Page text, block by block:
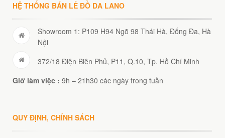
HỆ THỐNG BÁN LẺ ĐỒ DA LANO
Showroom 1: P109 H94 Ngõ 98 Thái Hà, Đống Đa, Hà
Nội
372/18 Điện Biên Phủ, P11, Q.10, Tp. Hồ Chí Minh
Giờ làm việc : 9h – 21h30 các ngày trong tuần
QUY ĐỊNH, CHÍNH SÁCH